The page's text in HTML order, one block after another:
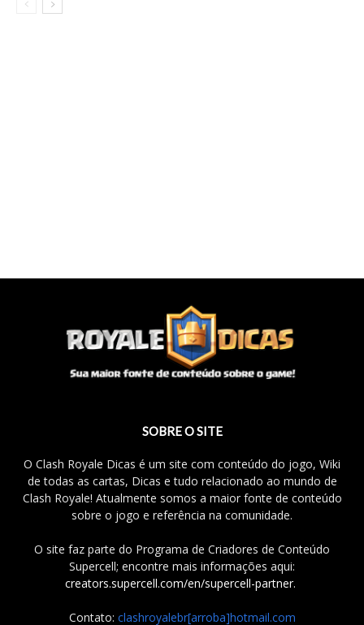
SOBRE O SITE
O Clash Royale Dicas é um site com conteúdo do jogo, Wiki
de todas as cartas, Dicas e tudo relacionado ao mundo de
Clash Royale! Atualmente somos a maior fonte de conteúdo
sobre o jogo e referência na comunidade.
O site faz parte do Programa de Criadores de Conteúdo
Supercell; encontre mais informações aqui:
creators.supercell.com/en/supercell-partner.
Contato: clashroyalebr[arroba]hotmail.com